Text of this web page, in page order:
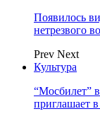
Появилось
нетрезвого
Prev Next
Культура
“Мосбилет”
приглашает